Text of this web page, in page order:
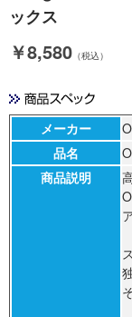
ックス
￥8,580 （税込）
メーカー
品名
商品説明